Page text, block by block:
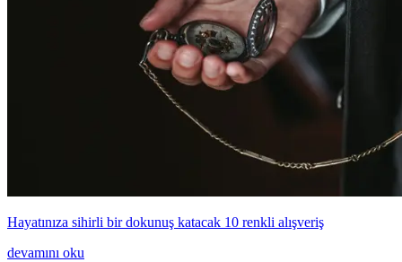
Hayatınıza sihirli bir dokunuş katacak 10 renkli alışveriş
devamını oku